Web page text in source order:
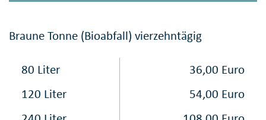
Braune Tonne (Bioabfall) vierzehntägig
80 Liter
36,00 Euro
120 Liter
54,00 Euro